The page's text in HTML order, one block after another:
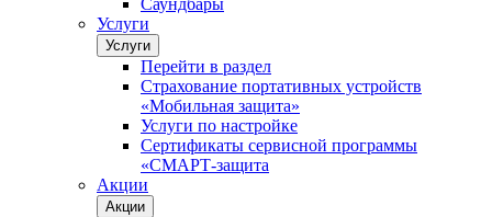
Саундбары
Услуги
Услуги
Перейти в раздел
Страхование портативных устройств
«Мобильная защита»
Услуги по настройке
Сертификаты сервисной программы
«СМАРТ-защита
Акции
Акции